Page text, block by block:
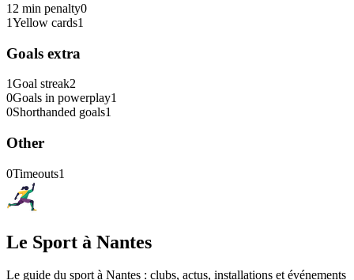
1 2 min penalty0
1Yellow cards1
Goals extra
1Goal streak2
0Goals in powerplay1
0Shorthanded goals1
Other
0Timeouts1
Le Sport à Nantes
Le guide du sport à Nantes : clubs, actus, installations et événements